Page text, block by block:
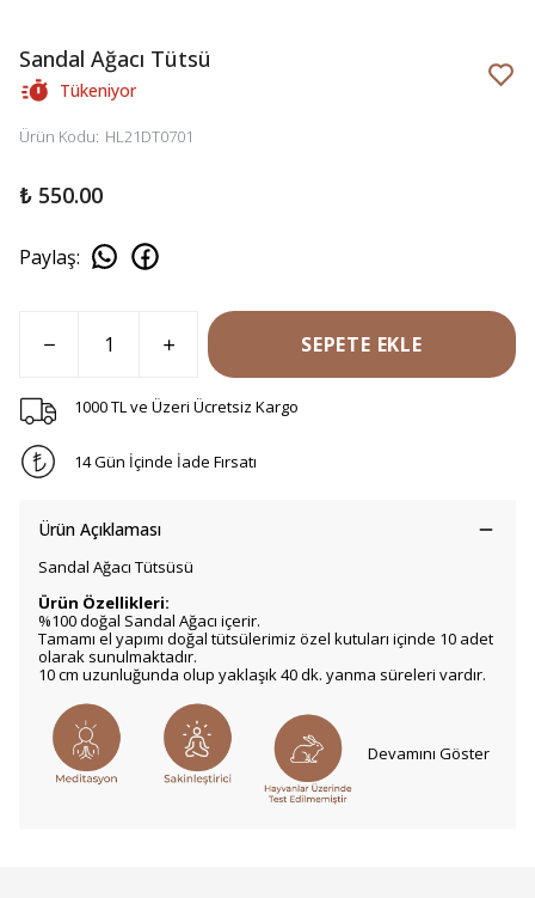
Sandal Ağacı Tütsü
Tükeniyor
Ürün Kodu: HL21DT0701
₺ 550.00
Paylaş:
SEPETE EKLE
1000 TL ve Üzeri Ücretsiz Kargo
14 Gün İçinde İade Fırsatı
Ürün Açıklaması
Sandal Ağacı Tütsüsü
Ürün Özellikleri:
%100 doğal Sandal Ağacı içerir.
Tamamı el yapımı doğal tütsülerimiz özel kutuları içinde 10 adet
olarak sunulmaktadır.
10 cm uzunluğunda olup yaklaşık 40 dk. yanma süreleri vardır.
Devamını Göster